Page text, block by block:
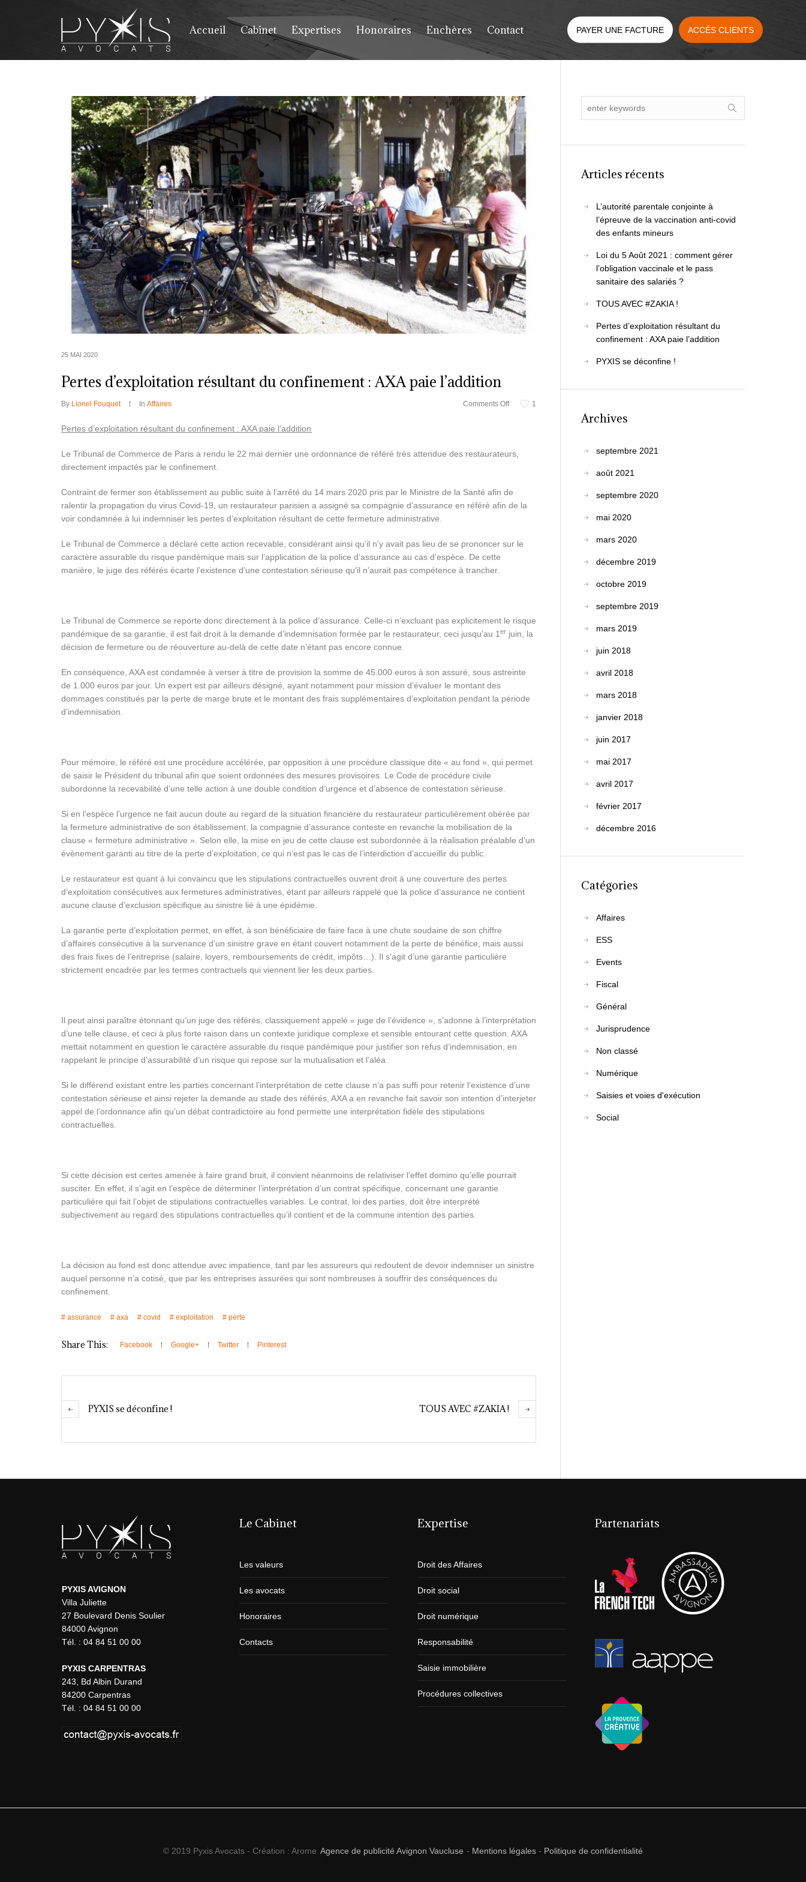
PAYER UNE FACTURE ACCÉS CLIENTS
Accueil Cabinet Expertises Honoraires Enchères Contact
25 MAI 2020
Pertes d’exploitation résultant du confinement : AXA paie l’addition
Comments Off 1
By Lionel Fouquet In Affaires
Pertes d’exploitation résultant du confinement : AXA paie l’addition
Le Tribunal de Commerce de Paris a rendu le 22 mai dernier une ordonnance de référé très attendue des restaurateurs,
directement impactés par le confinement.
Contraint de fermer son établissement au public suite à l’arrêté du 14 mars 2020 pris par le Ministre de la Santé afin de
ralentir la propagation du virus Covid-19, un restaurateur parisien a assigné sa compagnie d’assurance en référé afin de la
voir condamnée à lui indemniser les pertes d’exploitation résultant de cette fermeture administrative.
Le Tribunal de Commerce a déclaré cette action recevable, considérant ainsi qu’il n’y avait pas lieu de se prononcer sur le
caractère assurable du risque pandémique mais sur l’application de la police d’assurance au cas d’espèce. De cette
manière, le juge des référés écarte l’existence d’une contestation sérieuse qu’il n’aurait pas compétence à trancher.
Le Tribunal de Commerce se reporte donc directement à la police d’assurance. Celle-ci n’excluant pas explicitement le risque
pandémique de sa garantie, il est fait droit à la demande d’indemnisation formée par le restaurateur, ceci jusqu’au 1 er juin, la
décision de fermeture ou de réouverture au-delà de cette date n’étant pas encore connue.
En conséquence, AXA est condamnée à verser à titre de provision la somme de 45.000 euros à son assuré, sous astreinte
de 1.000 euros par jour. Un expert est par ailleurs désigné, ayant notamment pour mission d’évaluer le montant des
dommages constitués par la perte de marge brute et le montant des frais supplémentaires d’exploitation pendant la période
d’indemnisation.
Pour mémoire, le référé est une procédure accélérée, par opposition à une procédure classique dite « au fond », qui permet
de saisir le Président du tribunal afin que soient ordonnées des mesures provisoires. Le Code de procédure civile
subordonne la recevabilité d’une telle action à une double condition d’urgence et d’absence de contestation sérieuse.
Si en l’espèce l’urgence ne fait aucun doute au regard de la situation financière du restaurateur particulièrement obérée par
la fermeture administrative de son établissement, la compagnie d’assurance conteste en revanche la mobilisation de la
clause « fermeture administrative ». Selon elle, la mise en jeu de cette clause est subordonnée à la réalisation préalable d’un
évènement garanti au titre de la perte d’exploitation, ce qui n’est pas le cas de l’interdiction d’accueillir du public.
Le restaurateur est quant à lui convaincu que les stipulations contractuelles ouvrent droit à une couverture des pertes
d’exploitation consécutives aux fermetures administratives, étant par ailleurs rappelé que la police d’assurance ne contient
aucune clause d’exclusion spécifique au sinistre lié à une épidémie.
La garantie perte d’exploitation permet, en effet, à son bénéficiaire de faire face à une chute soudaine de son chiffre
d’affaires consécutive à la survenance d’un sinistre grave en étant couvert notamment de la perte de bénéfice, mais aussi
des frais fixes de l’entreprise (salaire, loyers, remboursements de crédit, impôts…). Il s’agit d’une garantie particulière
strictement encadrée par les termes contractuels qui viennent lier les deux parties.
Il peut ainsi paraître étonnant qu’un juge des référés, classiquement appelé « juge de l’évidence », s’adonne à l’interprétation
d’une telle clause, et ceci à plus forte raison dans un contexte juridique complexe et sensible entourant cette question. AXA
mettait notamment en question le caractère assurable du risque pandémique pour justifier son refus d’indemnisation, en
rappelant le principe d’assurabilité d’un risque qui repose sur la mutualisation et l’aléa.
Si le différend existant entre les parties concernant l’interprétation de cette clause n’a pas suffi pour retenir l’existence d’une
contestation sérieuse et ainsi rejeter la demande au stade des référés, AXA a en revanche fait savoir son intention d’interjeter
appel de l’ordonnance afin qu’un débat contradictoire au fond permette une interprétation fidèle des stipulations
contractuelles.
Si cette décision est certes amenée à faire grand bruit, il convient néanmoins de relativiser l’effet domino qu’elle pourrait
susciter. En effet, il s’agit en l’espèce de déterminer l’interprétation d’un contrat spécifique, concernant une garantie
particulière qui fait l’objet de stipulations contractuelles variables. Le contrat, loi des parties, doit être interprété
subjectivement au regard des stipulations contractuelles qu’il contient et de la commune intention des parties.
La décision au fond est donc attendue avec impatience, tant par les assureurs qui redoutent de devoir indemniser un sinistre
auquel personne n’a cotisé, que par les entreprises assurées qui sont nombreuses à souffrir des conséquences du
confinement.
assurance axa covid exploitation perte
Share This: Facebook Google+ Twitter Pinterest
TOUS AVEC #ZAKIA !
PYXIS se déconfine !
Articles récents
L’autorité parentale conjointe à
l’épreuve de la vaccination anti-covid
des enfants mineurs
Loi du 5 Août 2021 : comment gérer
l’obligation vaccinale et le pass
sanitaire des salariés ?
TOUS AVEC #ZAKIA !
Pertes d’exploitation résultant du
confinement : AXA paie l’addition
PYXIS se déconfine !
Archives
septembre 2021
août 2021
septembre 2020
mai 2020
mars 2020
décembre 2019
octobre 2019
septembre 2019
mars 2019
juin 2018
avril 2018
mars 2018
janvier 2018
juin 2017
mai 2017
avril 2017
février 2017
décembre 2016
Catégories
Affaires
ESS
Events
Fiscal
Général
Jurisprudence
Non classé
Numérique
Saisies et voies d'exécution
Social
PYXIS AVIGNON
Villa Juliette
27 Boulevard Denis Soulier
84000 Avignon
Tél. : 04 84 51 00 00
PYXIS CARPENTRAS
243, Bd Albin Durand
84200 Carpentras
Tél. : 04 84 51 00 00
Le Cabinet
Les valeurs
Les avocats
Honoraires
Contacts
Expertise
Droit des Affaires
Droit social
Droit numérique
Responsabilité
Saisie immobilière
Procédures collectives
Partenariats
© 2019 Pyxis Avocats - Création : Arome Agence de publicité Avignon Vaucluse - Mentions légales - Politique de confidentialité